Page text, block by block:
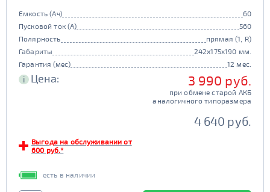
Емкость (Ач)
60
Пусковой ток (А)
560
Полярность
прямая (1, R)
Габариты
242x175x190 мм.
Гарантия (мес)
12 мес.
i Цена: 3 990 руб.
при обмене старой АКБ
аналогичного типоразмера
4 640 руб.
Выгода на обслуживании от
600 руб.*
есть в наличии